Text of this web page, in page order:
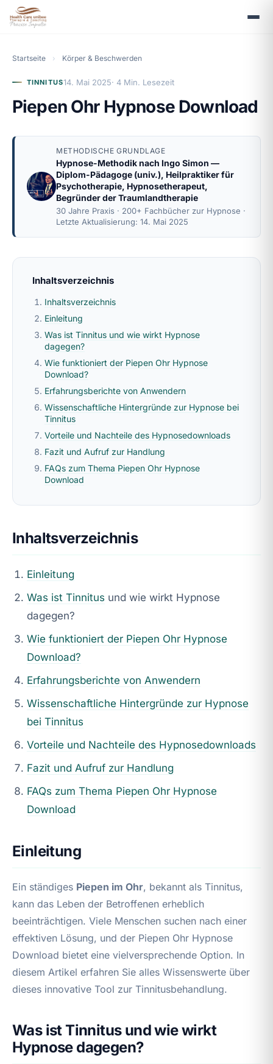
Startseite › Körper & Beschwerden
TINNITUS14. Mai 2025· 4 Min. Lesezeit
Piepen Ohr Hypnose Download
METHODISCHE GRUNDLAGE
Hypnose-Methodik nach Ingo Simon —
Diplom-Pädagoge (univ.), Heilpraktiker für
Psychotherapie, Hypnosetherapeut,
Begründer der Traumlandtherapie
30 Jahre Praxis · 200+ Fachbücher zur Hypnose ·
Letzte Aktualisierung: 14. Mai 2025
Inhaltsverzeichnis
Inhaltsverzeichnis
Einleitung
Was ist Tinnitus und wie wirkt Hypnose
dagegen?
Wie funktioniert der Piepen Ohr Hypnose
Download?
Erfahrungsberichte von Anwendern
Wissenschaftliche Hintergründe zur Hypnose bei
Tinnitus
Vorteile und Nachteile des Hypnosedownloads
Fazit und Aufruf zur Handlung
FAQs zum Thema Piepen Ohr Hypnose
Download
Inhaltsverzeichnis
Einleitung
Was ist Tinnitus und wie wirkt Hypnose
dagegen?
Wie funktioniert der Piepen Ohr Hypnose
Download?
Erfahrungsberichte von Anwendern
Wissenschaftliche Hintergründe zur Hypnose
bei Tinnitus
Vorteile und Nachteile des Hypnosedownloads
Fazit und Aufruf zur Handlung
FAQs zum Thema Piepen Ohr Hypnose
Download
Einleitung
Ein ständiges Piepen im Ohr, bekannt als Tinnitus,
kann das Leben der Betroffenen erheblich
beeinträchtigen. Viele Menschen suchen nach einer
effektiven Lösung, und der Piepen Ohr Hypnose
Download bietet eine vielversprechende Option. In
diesem Artikel erfahren Sie alles Wissenswerte über
dieses innovative Tool zur Tinnitusbehandlung.
Was ist Tinnitus und wie wirkt
Hypnose dagegen?